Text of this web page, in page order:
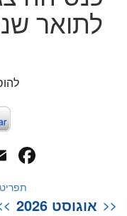
לתואר
<< אוגוסט 2026 >>